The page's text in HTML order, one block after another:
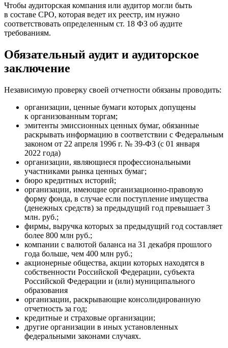
Чтобы аудиторская компания или аудитор могли быть
в составе СРО, которая ведет их реестр, им нужно
соответствовать определенным ст. 18 ФЗ об аудите
требованиям.
Обязательный аудит и аудиторское
заключение
Независимую проверку своей отчетности обязаны проводить:
организации, ценные бумаги которых допущены
к организованным торгам;
эмитенты эмиссионных ценных бумаг, обязанные
раскрывать информацию в соответствии с Федеральным
законом от 22 апреля 1996 г. № 39-ФЗ (с 01 января
2022 года)
организации, являющиеся профессиональными
участниками рынка ценных бумаг;
бюро кредитных историй;
организации, имеющие организационно-правовую
форму фонда, в случае если поступление имущества
(денежных средств) за предыдущий год превышает 3
млн. руб.;
фирмы, выручка которых за предыдущий год составляет
более 800 млн руб.;
компании с валютой баланса на 31 декабря прошлого
года больше, чем 400 млн руб.;
акционерные общества, акции которых находятся в
собственности Российской Федерации, субъекта
Российской Федерации и (или) муниципального
образования
организации, раскрывающие консолидированную
отчетность за год;
кредитные и страховые организации;
другие организации в иных установленных
федеральными законами случаях.